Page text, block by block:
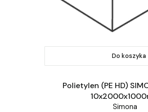
Do koszyka
Polietylen (PE HD)
Simona